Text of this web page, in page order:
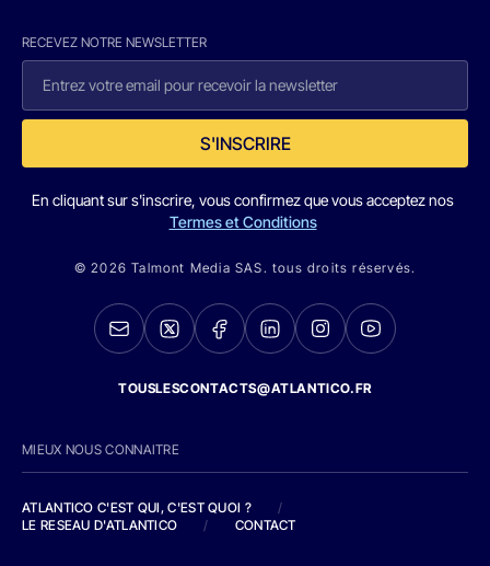
RECEVEZ NOTRE NEWSLETTER
S'INSCRIRE
En cliquant sur s'inscrire, vous confirmez que vous acceptez nos
Termes et Conditions
© 2026 Talmont Media SAS. tous droits réservés.
TOUSLESCONTACTS@ATLANTICO.FR
MIEUX NOUS CONNAITRE
ATLANTICO C'EST QUI, C'EST QUOI ?
/
LE RESEAU D'ATLANTICO
/ CONTACT